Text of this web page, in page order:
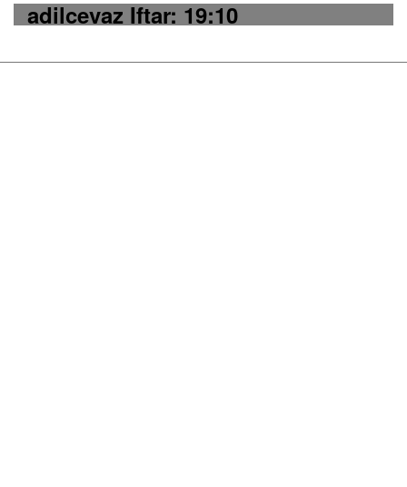
adilcevaz Iftar: 19:10